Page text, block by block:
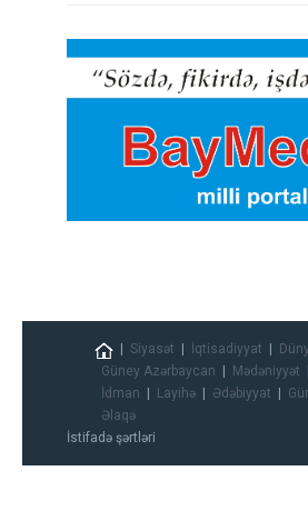
Siyasət İqtisadiyyat
Güney Azərbaycan
Mədəniyyət
İdman
Layihə Ədəbiyyat
Əlaqə
İstifadə şərtləri